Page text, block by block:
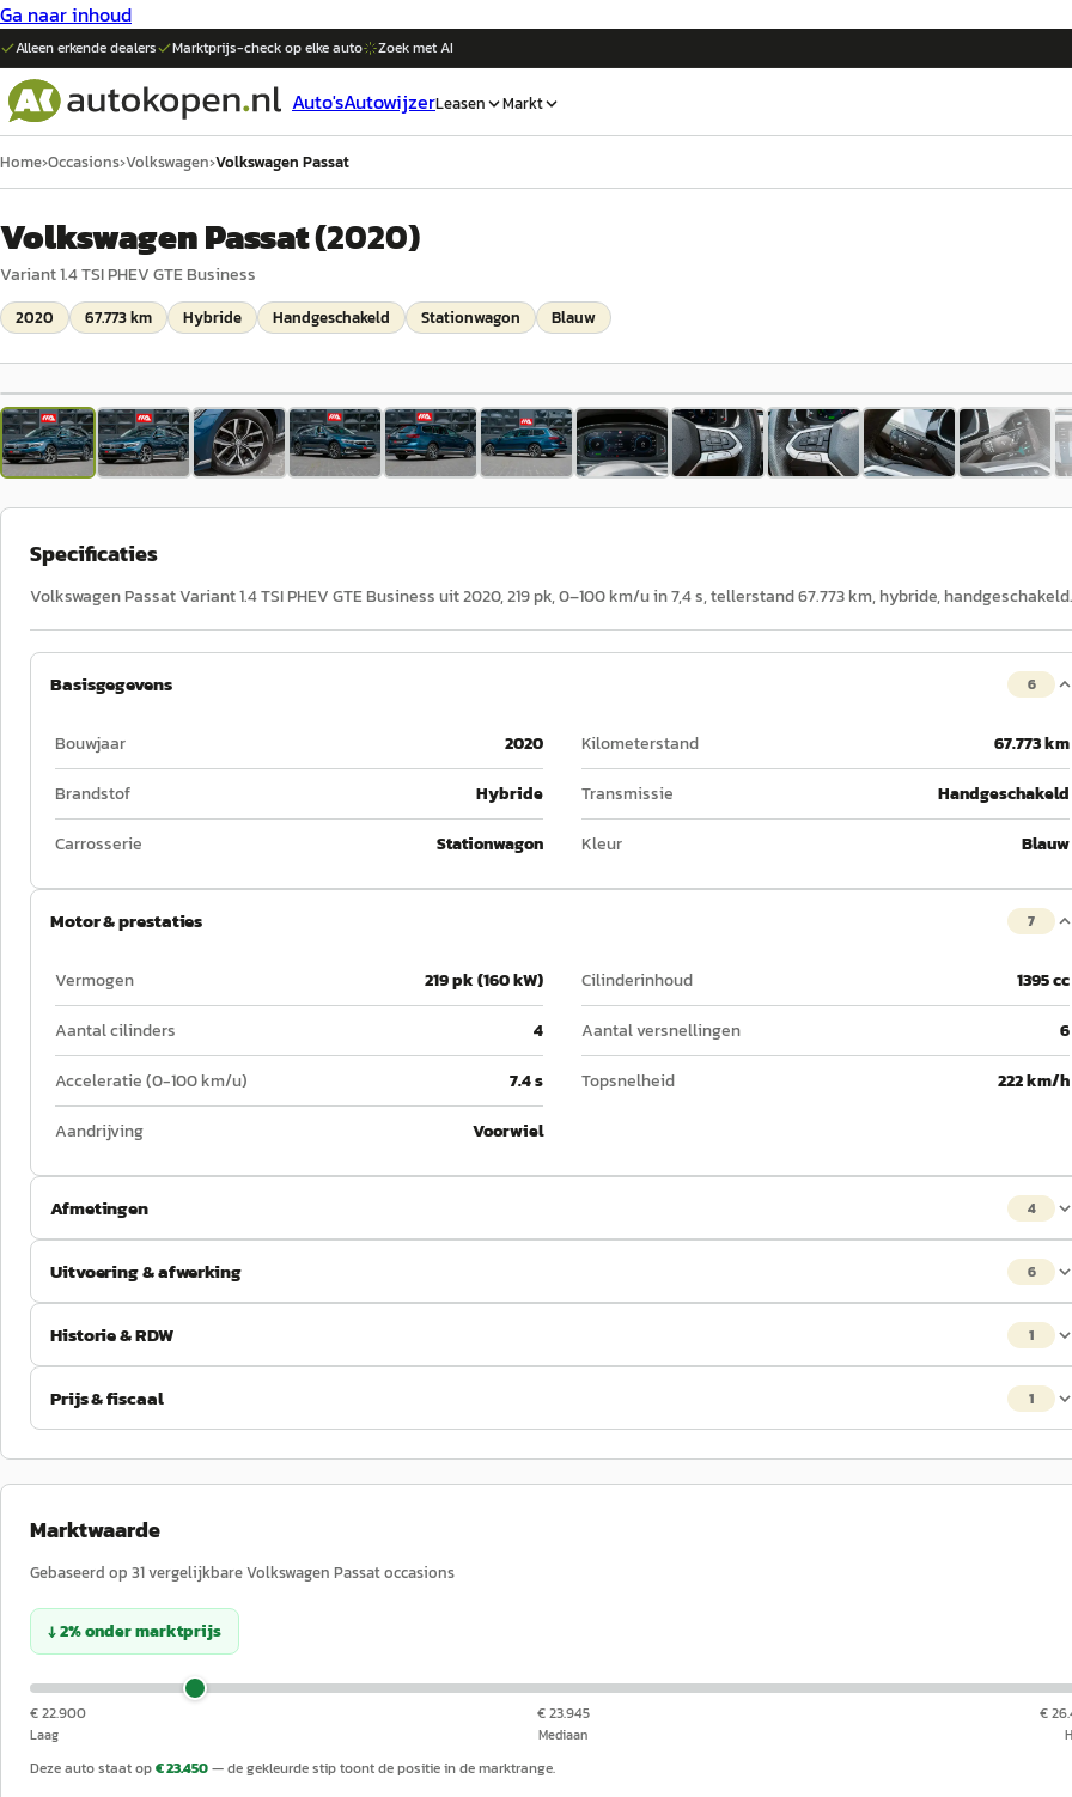
Ga naar inhoud
Alleen erkende dealers Marktprijs-check op elkeauto Zoek met AI
Auto'sAutowijzerLeasen Markt
Home›Occasions›Volkswagen›Volkswagen Passat
Volkswagen Passat(2020)
Variant 1.4 TSI PHEV GTE Business
2020 67.773 km Hybride Handgeschakeld Stationwagon Blauw
1
Specificaties
Volkswagen Passat Variant 1.4 TSI PHEV GTE Business uit 2020, 219 pk, 0–100 km/u in 7,4 s, tellerstand 67.773 km, hybride, handgeschakeld.
Basisgegevens 6
Bouwjaar 2020 Kilometerstand
67.773 km
Brandstof
Hybride Transmissie
Handgeschakeld
Carrosserie
Stationwagon Kleur Blauw
Motor & prestaties 7
Vermogen 219 pk (160 kW) Cilinderinhoud
1395 cc
Aantal cilinders
4 Aantal versnellingen
6
Acceleratie (0-100 km/u)
7.4 s Topsnelheid
222 km/h
Aandrijving
Voorwiel
Afmetingen 4
Uitvoering & afwerking 6
Historie & RDW 1
Prijs & fiscaal 1
Marktwaarde
Gebaseerd op 31vergelijkbareVolkswagen Passatoccasions
↓2%ondermarktprijs
€ 22.900
Laag
€ 23.945
Mediaan
€
Deze auto staat op€ 23.450— de gekleurde stip toont de positie in de marktrange.